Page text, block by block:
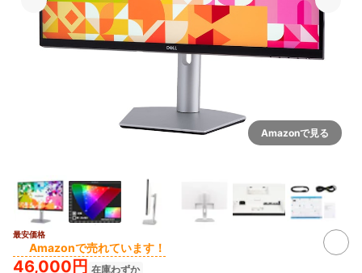
Amazonで見る
最安価格
Amazonで売れています！
46,000円 在庫わずか